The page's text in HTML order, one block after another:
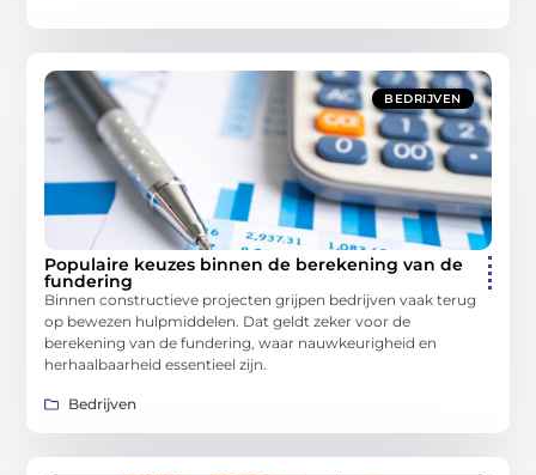
BEDRIJVEN
Populaire keuzes binnen de berekening van de
fundering
Binnen constructieve projecten grijpen bedrijven vaak terug
op bewezen hulpmiddelen. Dat geldt zeker voor de
berekening van de fundering, waar nauwkeurigheid en
herhaalbaarheid essentieel zijn.
Bedrijven